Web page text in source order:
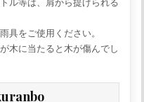
ル等は、肩から提げられる
具をご使用ください。
木に当たると木が傷んでし